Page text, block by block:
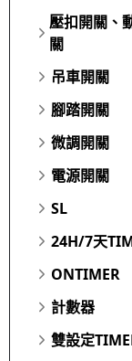
壓扣開關、
關
吊車開關
腳踏開關
微調開關
電源開關
SL
24H/7天
ONTIMER
計數器
雙設定